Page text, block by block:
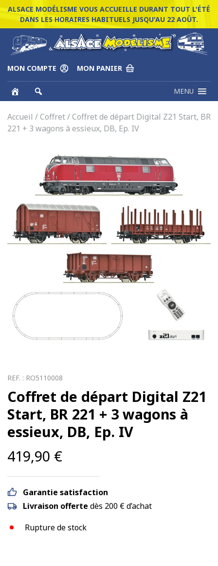
ALSACE MODÉLISME VOUS ACCUEILLE DURANT TOUT L'ÉTÉ
DANS LES HORAIRES HABITUELS JUSQU'AU 22 AOÛT.
MON COMPTE MON PANIER
MENU
Accueil /Coffret/ Coffret de départ Digital Z21 Start, BR
221 + 3 wagons à essieux, DB, Ep. IV
REF. : RO5110008
Coffret de départ Digital Z21
Start, BR 221 + 3 wagons à
essieux, DB, Ep. IV
419,90 €
Garantie satisfaction
Livraison offerte dès 200 € d’achat
Rupture de stock